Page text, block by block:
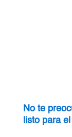
No te
listo para